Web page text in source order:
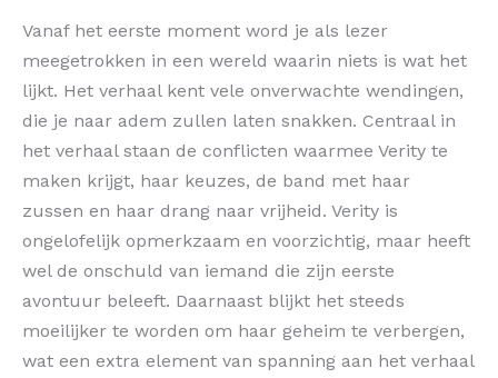
Vanaf het eerste moment word je als lezer
meegetrokken in een wereld waarin niets is wat het
lijkt. Het verhaal kent vele onverwachte wendingen,
die je naar adem zullen laten snakken. Centraal in
het verhaal staan de conflicten waarmee Verity te
maken krijgt, haar keuzes, de band met haar
zussen en haar drang naar vrijheid. Verity is
ongelofelijk opmerkzaam en voorzichtig, maar heeft
wel de onschuld van iemand die zijn eerste
avontuur beleeft. Daarnaast blijkt het steeds
moeilijker te worden om haar geheim te verbergen,
wat een extra element van spanning aan het verhaal